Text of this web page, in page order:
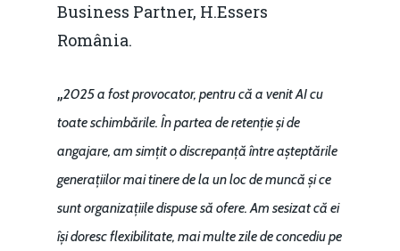
Business Partner, H.Essers
România.
„2025 a fost provocator, pentru că a venit AI cu
toate schimbările. În partea de retenție și de
angajare, am simțit o discrepanță între așteptările
generațiilor mai tinere de la un loc de muncă și ce
sunt organizațiile dispuse să ofere. Am sesizat că ei
își doresc flexibilitate, mai multe zile de concediu pe